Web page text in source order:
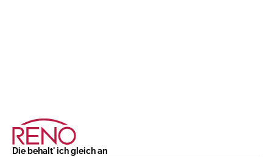
Die behalt' ich gleich an